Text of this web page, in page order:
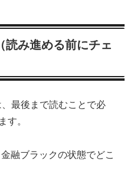
読み進める前にチェ
最後まで読むことで必
す。
融ブラックの状態でどこ